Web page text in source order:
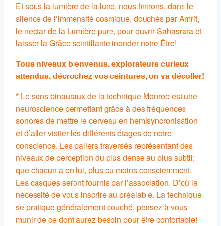
Et sous la lumière de la lune, nous finirons, dans le
silence de l’immensité cosmique, douchés par Amrit,
le nectar de la Lumière pure, pour ouvrir Sahasrara et
laisser la Grâce scintillante inonder notre Être!
Tous niveaux bienvenus, explorateurs curieux
attendus, décrochez vos ceintures, on va décoller!
* Le sons binauraux de la technique Monroe est une
neuroscience permettant grâce à des fréquences
sonores de mettre le cerveau en hemisyncronisation
et d’aller visiter les différents étages de notre
conscience. Les paliers traversés représentant des
niveaux de perception du plus dense au plus subtil;
que chacun a en lui, plus ou moins consciemment.
Les casques seront fournis par l’association. D’où la
nécessité de vous inscrire au préalable. La technique
se pratique généralement couché, pensez à vous
munir de ce dont aurez besoin pour être confortable!